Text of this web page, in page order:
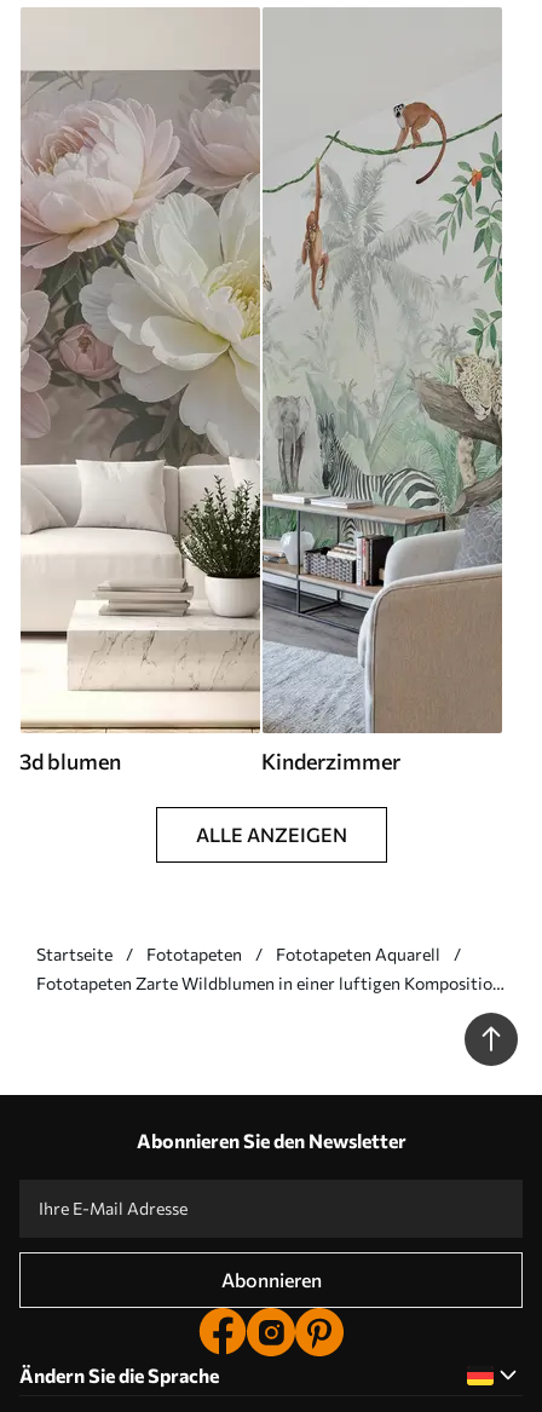
3d blumen Kinderzimmer
ALLE ANZEIGEN
Startseite Fototapeten
Fototapeten Aquarell
Fototapeten Zarte Wildblumen in einer luftigen Komposition
Abonnieren Sie den Newsletter
Abonnieren
Ändern Sie die Sprache